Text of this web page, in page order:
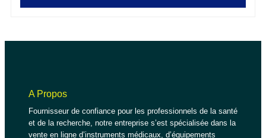
A Propos
Fournisseur de confiance pour les professionnels de la santé
et de la recherche, notre entreprise s’est spécialisée dans la
vente en ligne d’instruments médicaux, d’équipements